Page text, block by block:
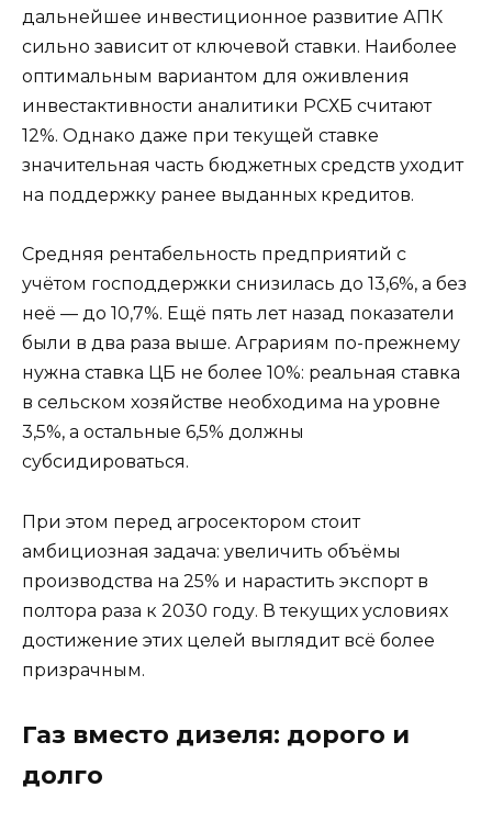
дальнейшее инвестиционное развитие АПК
сильно зависит от ключевой ставки. Наиболее
оптимальным вариантом для оживления
инвестактивности аналитики РСХБ считают
12%. Однако даже при текущей ставке
значительная часть бюджетных средств уходит
на поддержку ранее выданных кредитов.
Средняя рентабельность предприятий с
учётом господдержки снизилась до 13,6%, а без
неё — до 10,7%. Ещё пять лет назад показатели
были в два раза выше. Аграриям по-прежнему
нужна ставка ЦБ не более 10%: реальная ставка
в сельском хозяйстве необходима на уровне
3,5%, а остальные 6,5% должны
субсидироваться.
При этом перед агросектором стоит
амбициозная задача: увеличить объёмы
производства на 25% и нарастить экспорт в
полтора раза к 2030 году. В текущих условиях
достижение этих целей выглядит всё более
призрачным.
Газ вместо дизеля: дорого и
долго